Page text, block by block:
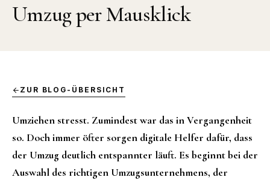
Umzug per Mausklick
ZUR BLOG-ÜBERSICHT
Umziehen stresst. Zumindest war das in Vergangenheit
so. Doch immer öfter sorgen digitale Helfer dafür, dass
der Umzug deutlich entspannter läuft. Es beginnt bei der
Auswahl des richtigen Umzugsunternehmens, der